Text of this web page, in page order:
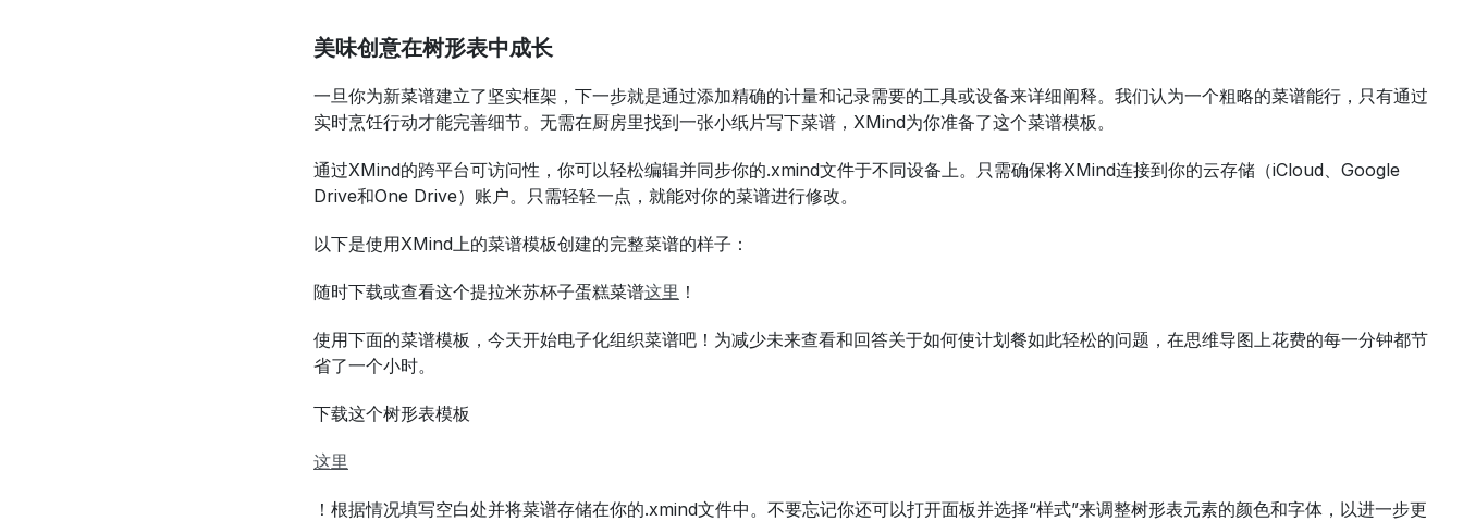
美味创意在树形表中成长
一旦你为新菜谱建立了坚实框架，下一步就是通过添加精确的计量和记录需要的工具或设备来详细阐释。我们认为一个粗略的菜谱能行，只有通过
实时烹饪行动才能完善细节。无需在厨房里找到一张小纸片写下菜谱，XMind为你准备了这个菜谱模板。
通过XMind的跨平台可访问性，你可以轻松编辑并同步你的.xmind文件于不同设备上。只需确保将XMind连接到你的云存储（iCloud、Google
Drive和One Drive）账户。只需轻轻一点，就能对你的菜谱进行修改。
以下是使用XMind上的菜谱模板创建的完整菜谱的样子：
随时下载或查看这个提拉米苏杯子蛋糕菜谱这里 ！
使用下面的菜谱模板，今天开始电子化组织菜谱吧！为减少未来查看和回答关于如何使计划餐如此轻松的问题，在思维导图上花费的每一分钟都节
省了一个小时。
下载这个树形表模板
这里
！根据情况填写空白处并将菜谱存储在你的.xmind文件中。不要忘记你还可以打开面板并选择“样式”来调整树形表元素的颜色和字体，以进一步更